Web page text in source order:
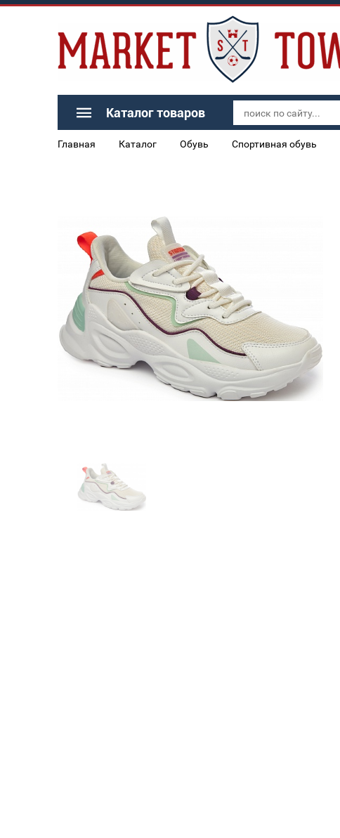
Каталог товаров
Главная Каталог Обувь Спортивная обувь